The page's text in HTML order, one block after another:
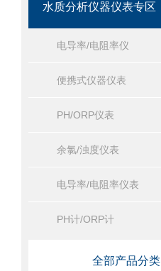
水质分析仪器仪表专区
电导率/电阻率仪
便携式仪器仪表
PH/ORP仪表
余氯/浊度仪表
电导率/电阻率仪表
PH计/ORP计
全部产品分类